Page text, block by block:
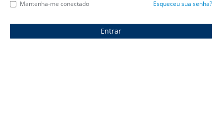
Mantenha-me conectado Esqueceu sua senha?